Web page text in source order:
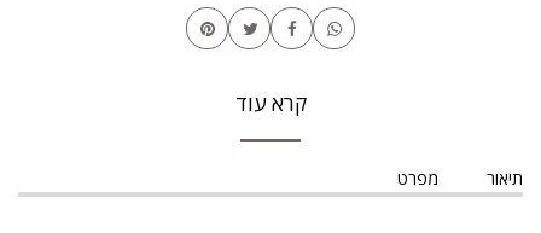
קרא עוד
תיאור מפרט